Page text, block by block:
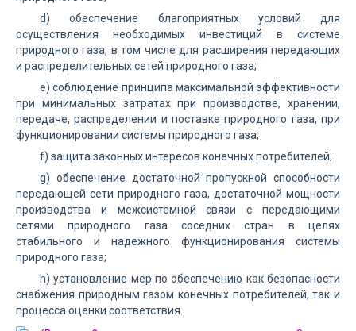
d) обеспечение благоприятных условий для
осуществления необходимых инвестиций в системе
природного газа, в том числе для расширения передающих
и распределительных сетей природного газа;
e) соблюдение принципа максимальной эффективности
при минимальных затратах при производстве, хранении,
передаче, распределении и поставке природного газа, при
функционировании системы природного газа;
f) защита законных интересов конечных потребителей;
g) обеспечение достаточной пропускной способности
передающей сети природного газа, достаточной мощности
производства и межсистемной связи с передающими
сетями природного газа соседних стран в целях
стабильного и надежного функционирования системы
природного газа;
h) установление мер по обеспечению как безопасности
снабжения природным газом конечных потребителей, так и
процесса оценки соответствия.